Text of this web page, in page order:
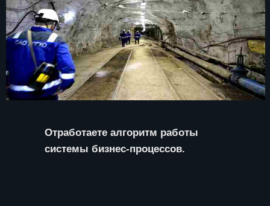
Отработаете алгоритм работы
системы бизнес-процессов.